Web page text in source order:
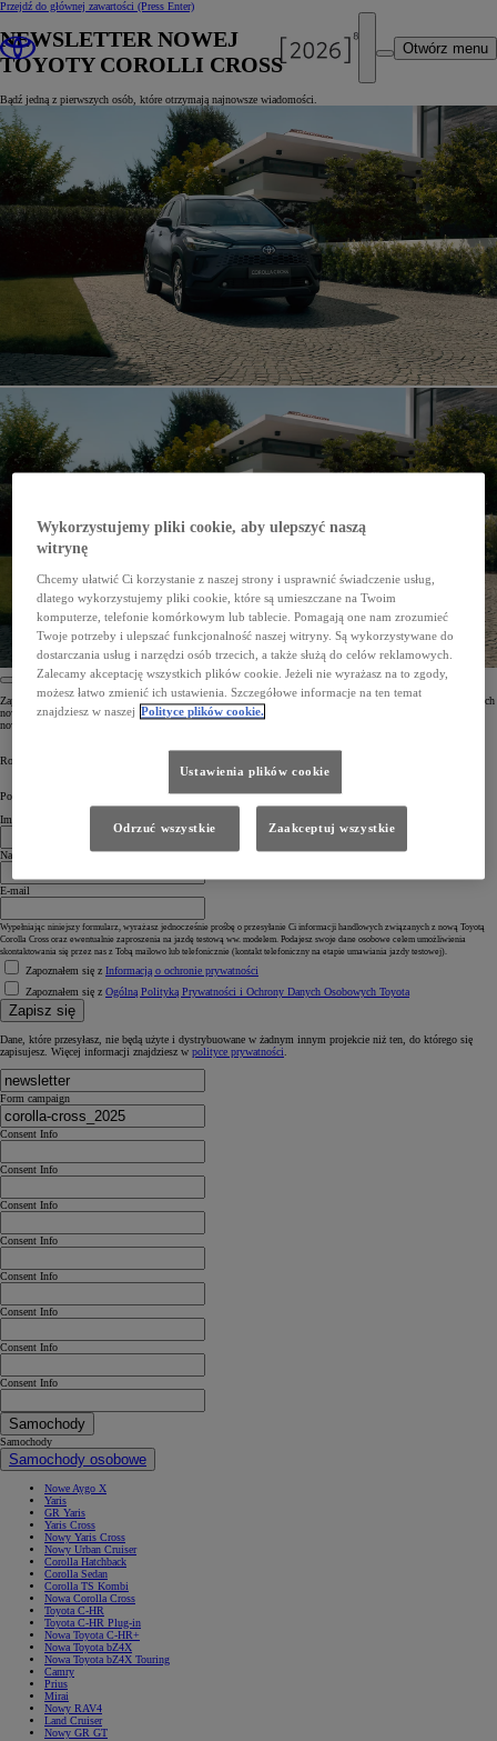
Przejdź do głównej zawartości (Press Enter)
Otwórz menu
NEWSLETTER NOWEJ
TOYOTY COROLLI CROSS
Bądź jedną z pierwszych osób, które otrzymają najnowsze wiadomości.
Zapisz się do newslettera, aby otrzymać dostęp do ekskluzywnych treści, w tym zapowiedzi i ofert dotyczących
nowej Toyoty Corolli Cross. Dołącz do wspólnej, ekscytującej podróży w przyszłość i nie przegap żadnej
nowości!
Rozpocznij ekscytującą podróż. Zapisz się do newslettera Toyoty już dziś.
Powiedz nam coś o sobie
Imię
Nazwisko
E-mail
Wypełniając niniejszy formularz, wyrażasz jednocześnie prośbę o przesyłanie Ci informacji handlowych związanych z nową Toyotą
Corolla Cross oraz ewentualnie zaproszenia na jazdę testową ww. modelem. Podajesz swoje dane osobowe celem umożliwienia
skontaktowania się przez nas z Tobą mailowo lub telefonicznie (kontakt telefoniczny na etapie umawiania jazdy testowej).
Zapoznałem się z Informacją o ochronie prywatności
Zapoznałem się z Ogólną Polityką Prywatności i Ochrony Danych Osobowych Toyota
Zapisz się
Dane, które przesyłasz, nie będą użyte i dystrybuowane w żadnym innym projekcie niż ten, do którego się
zapisujesz. Więcej informacji znajdziesz w polityce prywatności.
Form campaign
Consent Info
Consent Info
Consent Info
Consent Info
Consent Info
Consent Info
Consent Info
Consent Info
Samochody
Samochody
Samochody osobowe
Nowe Aygo X
Yaris
GR Yaris
Yaris Cross
Nowy Yaris Cross
Nowy Urban Cruiser
Corolla Hatchback
Corolla Sedan
Corolla TS Kombi
Nowa Corolla Cross
Toyota C-HR
Toyota C-HR Plug-in
Nowa Toyota C-HR+
Nowa Toyota bZ4X
Nowa Toyota bZ4X Touring
Camry
Prius
Mirai
Nowy RAV4
Land Cruiser
Nowy GR GT
Wykorzystujemy pliki cookie, aby ulepszyć naszą
witrynę
Chcemy ułatwić Ci korzystanie z naszej strony i usprawnić świadczenie usług,
dlatego wykorzystujemy pliki cookie, które są umieszczane na Twoim
komputerze, telefonie komórkowym lub tablecie. Pomagają one nam zrozumieć
Twoje potrzeby i ulepszać funkcjonalność naszej witryny. Są wykorzystywane do
dostarczania usług i narzędzi osób trzecich, a także służą do celów reklamowych.
Zalecamy akceptację wszystkich plików cookie. Jeżeli nie wyrażasz na to zgody,
możesz łatwo zmienić ich ustawienia. Szczegółowe informacje na ten temat
znajdziesz w naszej Polityce plików cookie.
Ustawienia plików cookie
Odrzuć wszystkie Zaakceptuj wszystkie